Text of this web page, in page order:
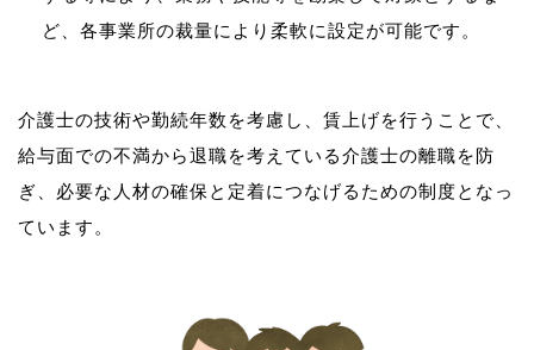
ど、各事業所の裁量により柔軟に設定が可能です。
介護士の技術や勤続年数を考慮し、賃上げを行うことで、
給与面での不満から退職を考えている介護士の離職を防
ぎ、必要な人材の確保と定着につなげるための制度となっ
ています。